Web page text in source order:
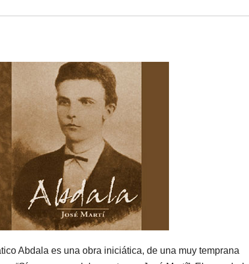
Abdala es una obra iniciática, de una muy temprana